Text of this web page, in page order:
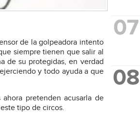
de la golpeadora intento
siempre tienen que salir al
de su protegidas, en verdad
y todo ayuda a que
pretenden acusarla de
tipo de circos.